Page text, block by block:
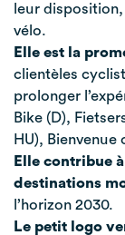
leur
vélo.
Elle est la
clientèles
prolonger
Bike (D),
HU),
Elle contribue
destinations
l’horizon 2030.
Le petit logo